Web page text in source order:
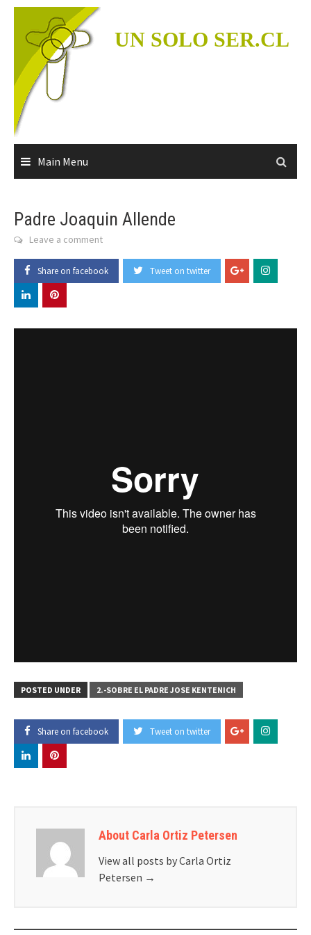
Skip
content
UN SOLO SER.CL
Main Menu
Padre Joaquin Allende
Leave a comment
Share on facebook Tweet on twitter
POSTED UNDER 2.-SOBRE EL PADRE JOSE KENTENICH
Share on facebook Tweet on twitter
About Carla Ortiz Petersen
View all posts by Carla Ortiz
Petersen →